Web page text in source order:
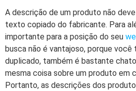
A descrição de um produto não
texto copiado do fabricante. Para
importante para a posição do seu
busca não é vantajoso, porque
duplicado, também é bastante
mesma coisa sobre um produto em
Portanto, as descrições dos